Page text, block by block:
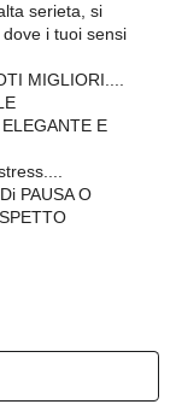
serieta, si
i tuoi sensi
MIGLIORI....
E
PAUSA O